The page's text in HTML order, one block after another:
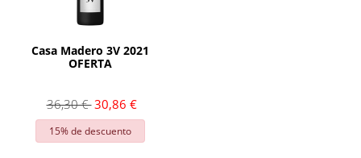
Casa Madero 3V 2021
OFERTA
36,30 €30,86 €
15% de descuento